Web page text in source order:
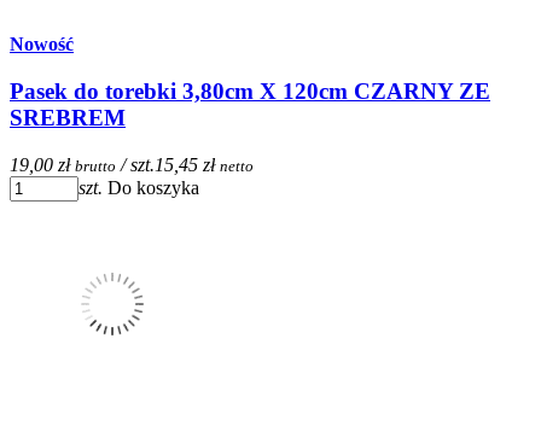
Nowość
Pasek do torebki 3,80cm X 120cm CZARNY ZE
SREBREM
19,00 zł brutto / szt.15,45 zł netto
szt. Do koszyka